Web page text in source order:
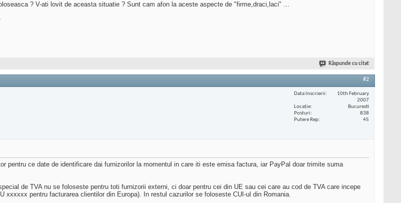
? V-ati lovit de aceasta situatie ? Sunt cam afon la aceste aspecte de "firme,draci,laci" ...
Răspunde cu citat
#2
Data înscrierii
10th February
2007
Locaţie
Bucuresti
Posturi
838
Putere Rep
45
pentru ce date de identificare dai furnizorilor la momentul in care iti este emisa factura, iar PayPal doar trimite suma
de TVA nu se foloseste pentru toti furnizorii externi, ci doar pentru cei din UE sau cei care au cod de TVA care incepe
pentru facturarea clientilor din Europa). In restul cazurilor se foloseste CUI-ul din Romania.